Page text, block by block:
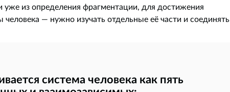
уже из определения фрагментации, для достижения
— нужно изучать отдельные её части и соединять
система человека как пять